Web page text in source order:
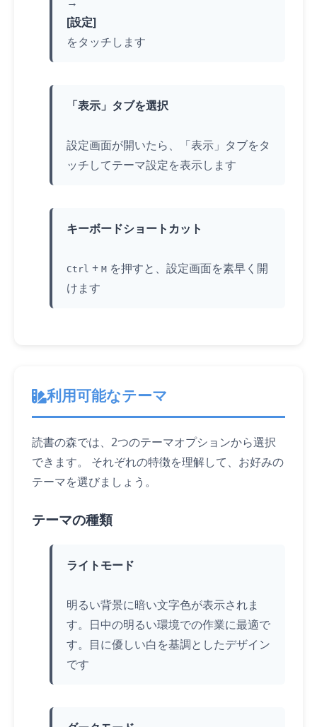
[設定]
をタッチします
「表示」タブを選択
設定画面が開いたら、「表示」タブをタ
ッチしてテーマ設定を表示します
キーボードショートカット
Ctrl + M を押すと、設定画面を素早く開
けます
利用可能なテーマ
読書の森では、2つのテーマオプションから選択
できます。 それぞれの特徴を理解して、お好みの
テーマを選びましょう。
テーマの種類
ライトモード
明るい背景に暗い文字色が表示されま
す。日中の明るい環境での作業に最適で
す。目に優しい白を基調としたデザイン
です